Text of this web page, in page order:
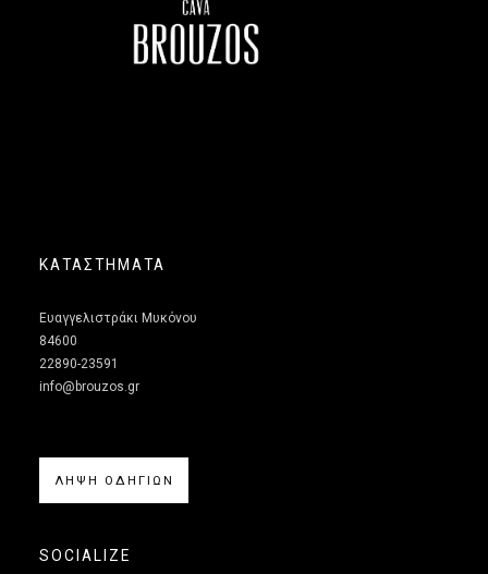
ΚΑΤΑΣΤΗΜΑΤΑ
Ευαγγελιστράκι Μυκόνου
84600
22890-23591
info@brouzos.gr
ΛΗΨΗ ΟΔΗΓΙΩΝ
SOCIALIZE